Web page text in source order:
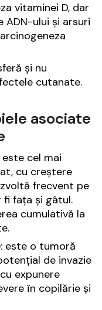
vitaminei D, dar
ului și arsuri
și nu
cutanate.
asociate
cel mai
cu creștere
frecvent pe
fi fața și gâtul.
cumulativă la
este o tumoră
de invazie
expunere
în copilărie și